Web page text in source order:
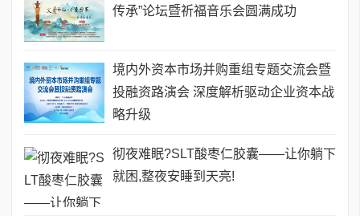
传承”论坛暨祈福音乐会圆满成功
境内外资本市场并购重组专题交流会暨
投融资路演会 深度解析驱动企业资本战
略升级
彻夜难眠?SLT酸枣仁胶囊——让你躺下
就困,整夜安睡到天亮!